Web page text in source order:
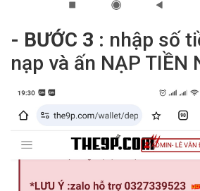
- BƯỚC 3 : nhập số
nạp và ấn NẠP TIỀN